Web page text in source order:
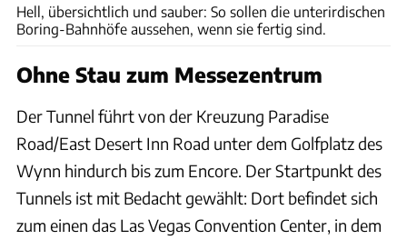
Hell, übersichtlich und sauber: So sollen die unterirdischen
Boring-Bahnhöfe aussehen, wenn sie fertig sind.
Ohne Stau zum Messezentrum
Der Tunnel führt von der Kreuzung Paradise
Road/East Desert Inn Road unter dem Golfplatz des
Wynn hindurch bis zum Encore. Der Startpunkt des
Tunnels ist mit Bedacht gewählt: Dort befindet sich
zum einen das Las Vegas Convention Center, in dem